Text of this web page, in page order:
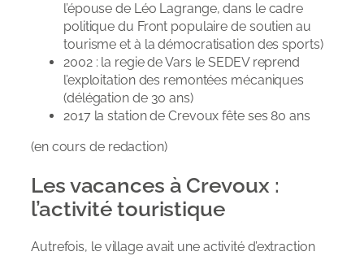
l’épouse de Léo Lagrange, dans le cadre
politique du Front populaire de soutien au
tourisme et à la démocratisation des sports)
2002 : la regie de Vars le SEDEV reprend
l’exploitation des remontées mécaniques
(délégation de 30 ans)
2017 la station de Crevoux fête ses 80 ans
(en cours de redaction)
Les vacances à Crevoux :
l’activité touristique
Autrefois, le village avait une activité d’extraction